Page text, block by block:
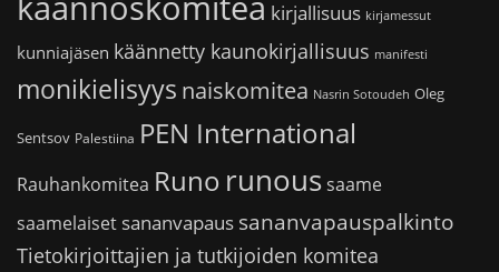
kirjallisuus kirjamessut
kunniajäsen käännetty kaunokirjallisuus manifesti
monikielisyys naiskomitea Nasrin Sotoudeh Oleg
Sentsov Palestiina PEN International
Rauhankomitea Runo runoussaame
saamelaiset sananvapaus sananvapauspalkinto
Tietokirjoittajien ja tutkijoiden komitea